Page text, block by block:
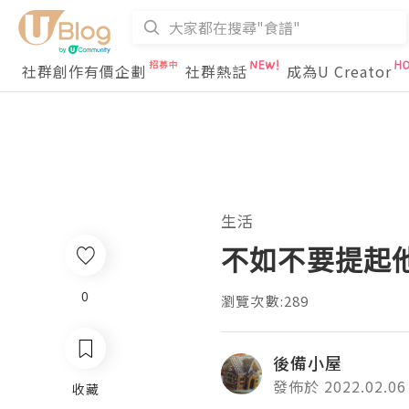
社群創作有價企劃 社群熱話 成為U Creator
生活
不如不要提起
瀏覽次數:289
後備小屋
發佈於 2022.02.06
0
收藏